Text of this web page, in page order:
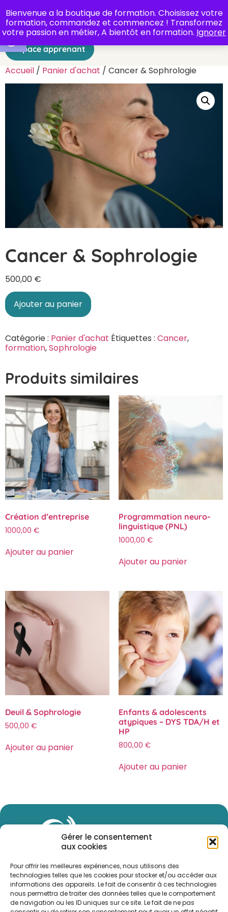
Ouvrir la barre d’outils
Gérer le consentement
aux cookies
Pour offrir les meilleures expériences, nous utilisons des
technologies telles que les cookies pour stocker et/ou accéder aux
informations des appareils. Le fait de consentir à ces technologies
nous permettra de traiter des données telles que le comportement
de navigation ou les ID uniques sur ce site. Le fait de ne pas
Bienvenue a la boutique de formation. Choisissez votre
formation, commandez et commencez ! Transformez
votre passion en métier, A bientôt en formation. Ignorer
Espace apprenant
Accueil / Panier d'achat / Cancer & Sophrologie
Cancer & Sophrologie
500,00 €
Ajouter au panier
Catégorie : Panier d'achat Étiquettes : Cancer,
formation,Sophrologie
Produits similaires
Création d’entreprise
1000,00 €
Ajouter au panier
Programmation neuro-
linguistique (PNL)
1000,00 €
Ajouter au panier
Deuil & Sophrologie
500,00 €
Ajouter au panier
Enfants & adolescents
atypiques – DYS TDA/H et
HP
800,00 €
Ajouter au panier